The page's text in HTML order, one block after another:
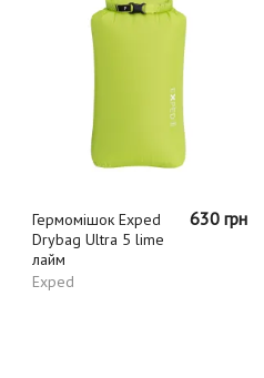
Гермомішок Exped
Drybag Ultra 5 lime
лайм
Exped
630 грн